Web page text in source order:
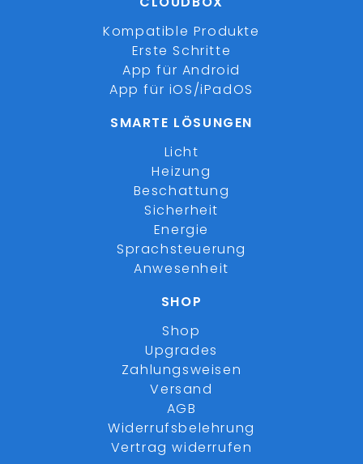
Kompatible Produkte
Erste Schritte
App für Android
App für iOS/iPadOS
SMARTE LÖSUNGEN
Licht
Heizung
Beschattung
Sicherheit
Energie
Sprachsteuerung
Anwesenheit
SHOP
Shop
Upgrades
Zahlungsweisen
Versand
AGB
Widerrufsbelehrung
Vertrag widerrufen